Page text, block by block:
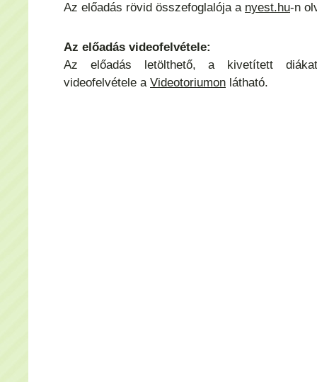
Az előadás rövid összefoglalója a nyest.hu-n
Az előadás videofelvétele:
Az előadás letölthető, a kivetített
videofelvétele a Videotoriumon látható.